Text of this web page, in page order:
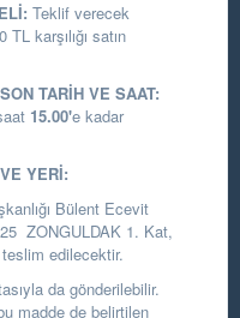
Teklif verecek
karşılığı satın
TARİH VE SAAT:
15.00'e kadar
YERİ:
Bülent Ecevit
ZONGULDAK 1. Kat,
edilecektir.
da gönderilebilir.
madde de belirtilen